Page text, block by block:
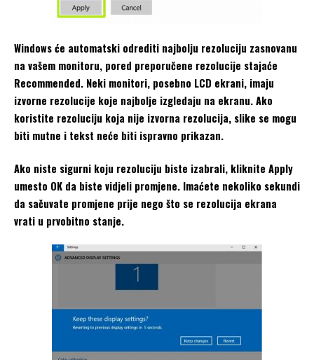
Windows će automatski odrediti najbolju rezoluciju zasnovanu
na vašem monitoru, pored preporučene rezolucije stajaće
Recommended. Neki monitori, posebno LCD ekrani, imaju
izvorne rezolucije koje najbolje izgledaju na ekranu. Ako
koristite rezoluciju koja nije izvorna rezolucija, slike se mogu
biti mutne i tekst neće biti ispravno prikazan.
Ako niste sigurni koju rezoluciju biste izabrali, kliknite Apply
umesto OK da biste vidjeli promjene. Imaćete nekoliko sekundi
da sačuvate promjene prije nego što se rezolucija ekrana
vrati u prvobitno stanje.